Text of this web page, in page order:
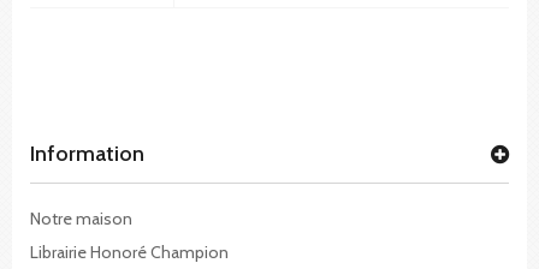
Information
Notre maison
Librairie Honoré Champion